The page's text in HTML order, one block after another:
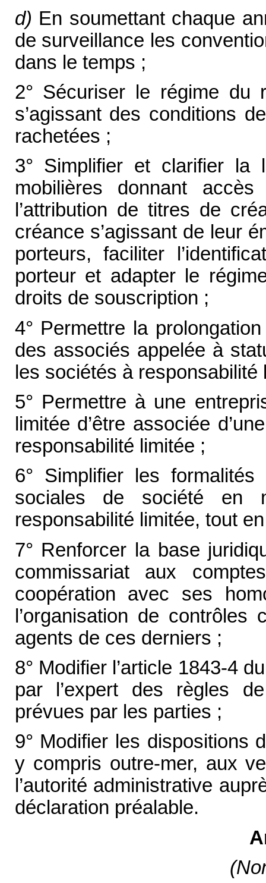
d) En soumettant chaque
de surveillance les
dans le temps ;
2° Sécuriser le régime du
s’agissant des conditions
rachetées ;
3° Simplifier et clarifier la
mobilières donnant
l’attribution de titres de
créance s’agissant de leur
porteurs, faciliter
porteur et adapter le
droits de souscription ;
4° Permettre la
des associés appelée à
les sociétés à responsabilité
5° Permettre à une
limitée d’être associée
responsabilité limitée ;
6° Simplifier les
sociales de société en
responsabilité limitée, tout
7° Renforcer la base
commissariat aux
coopération avec ses
l’organisation de contrôles
agents de ces derniers ;
8° Modifier l’article 1843-4
par l’expert des règles
prévues par les parties ;
9° Modifier les dispositions
y compris outre-mer, aux
l’autorité administrative
déclaration préalable.